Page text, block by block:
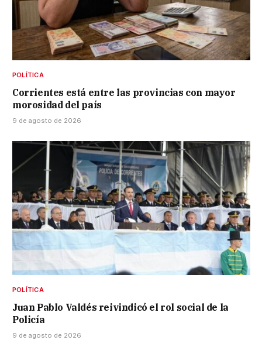
POLÍTICA
Corrientes está entre las provincias con mayor
morosidad del país
9 de agosto de 2026
POLÍTICA
Juan Pablo Valdés reivindicó el rol social de la
Policía
9 de agosto de 2026